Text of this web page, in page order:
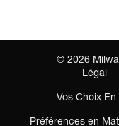
© 2026
Légal
Vos Choix
Préférences en